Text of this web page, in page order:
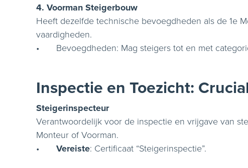
4. Voorman Steigerbouw
Heeft dezelfde technische bevoegdheden als de 1e
vaardigheden.
•
Bevoegdheden: Mag steigers tot en met
Inspectie en Toezicht:
Steigerinspecteur
Verantwoordelijk voor de inspectie en vrijgave van
Monteur of Voorman.
•
Vereiste: Certificaat “Steigerinspectie”.